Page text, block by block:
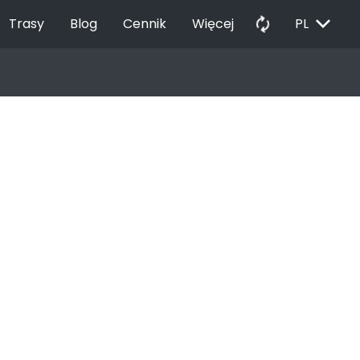
Trasy Blog Cennik Więcej autorenew PL EXPAND_MORE